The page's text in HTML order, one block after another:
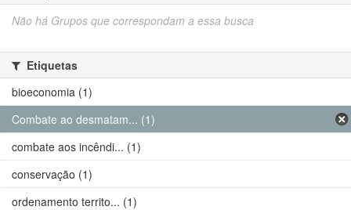
Não há Grupos que correspondam a essa busca
Etiquetas
bioeconomia (1)
Combate ao desmatam... (1)
combate aos incêndi... (1)
conservação (1)
ordenamento territo... (1)